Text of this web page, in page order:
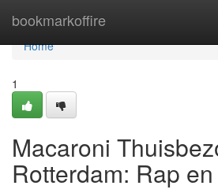
bookmarkoffire
Home
Home
1
Macaroni
Rotterdam: Rap